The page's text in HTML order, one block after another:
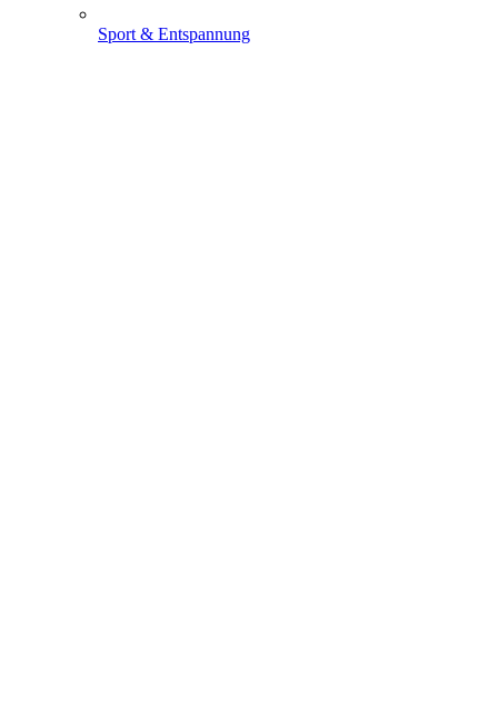
Sport & Entspannung